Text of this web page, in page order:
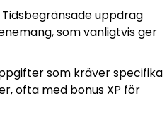
uppdrag
som vanligtvis ger
som kräver specifika
ofta med bonus XP för